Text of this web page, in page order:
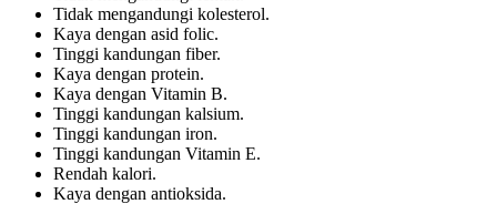
Tidak mengandungi kolesterol.
Kaya dengan asid folic.
Tinggi kandungan fiber.
Kaya dengan protein.
Kaya dengan Vitamin B.
Tinggi kandungan kalsium.
Tinggi kandungan iron.
Tinggi kandungan Vitamin E.
Rendah kalori.
Kaya dengan antioksida.